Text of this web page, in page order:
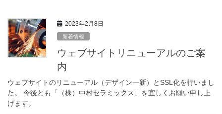
2023年2月8日
新着情報
ウェブサイトリニューアルのご案
内
ウェブサイトのリニューアル（デザイン一新）とSSL化を行いまし
た。 今後とも「（株）中村セラミックス」を宜しくお願い申し上
げます。